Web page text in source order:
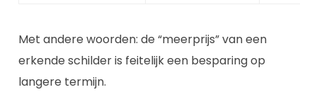
Met andere woorden: de “meerprijs” van een
erkende schilder is feitelijk een besparing op
langere termijn.